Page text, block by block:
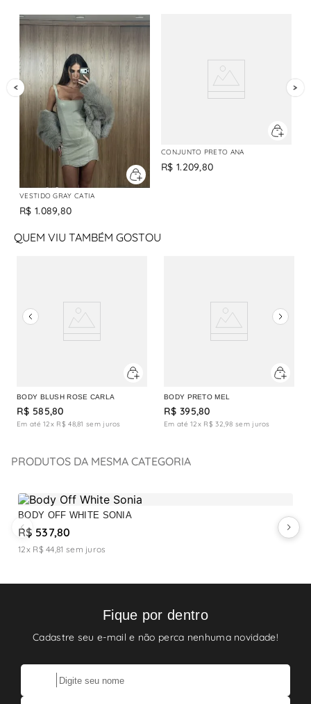
VESTIDO GRAY CATIA
R$ 1.089,80
CONJUNTO PRETO ANA
R$ 1.209,80
QUEM VIU TAMBÉM GOSTOU
BODY BLUSH ROSE CARLA
R$ 585,80
Em até12x R$ 48,81 sem juros
BODY PRETO MEL
R$ 395,80
Em até12x R$ 32,98 sem juros
PRODUTOS DA MESMA CATEGORIA
BODY OFF WHITE SONIA
R$ 537,80
12x R$ 44,81 sem juros
Fique por dentro
Cadastre seu e-mail e não perca nenhuma novidade!